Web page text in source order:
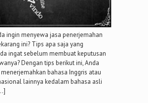
ingin menyewa jasa penerjemahan
ini? Tips apa saja yang
ingat sebelum membuat keputusan
Dengan tips berikut ini, Anda
bahasa Inggris atau
lainnya kedalam bahasa asli